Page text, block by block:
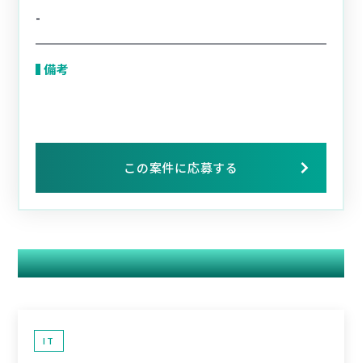
-
備考
この案件に応募する
関連する案件
IT